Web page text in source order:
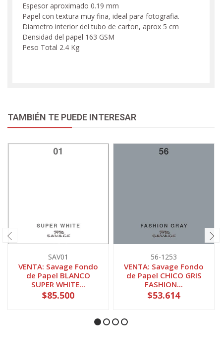
Espesor aproximado 0.19 mm
Papel con textura muy fina, ideal para fotografia.
Diametro interior del tubo de carton, aprox 5 cm
Densidad del papel 163 GSM
Peso Total 2.4 Kg
TAMBIÉN TE PUEDE INTERESAR
SAV01
VENTA: Savage Fondo
de Papel BLANCO
SUPER WHITE...
$85.500
56-1253
VENTA: Savage Fondo
de Papel CHICO GRIS
FASHION...
$53.614